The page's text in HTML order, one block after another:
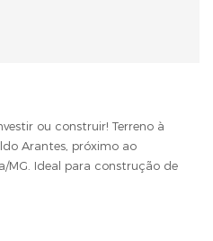
ou construir! Terreno à
Arantes, próximo ao
MG. Ideal para construção de